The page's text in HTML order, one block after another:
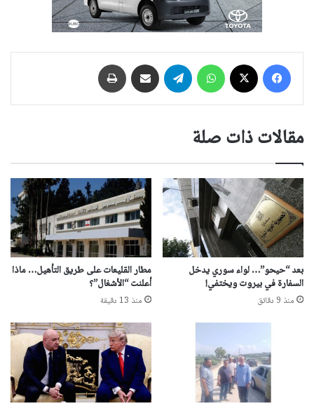
فيسبوك واتساب تيلقرام مشاركة عبر البريد
مقالات ذات صلة
بعد “حيحو”… لواء سوري يدخل
السفارة في بيروت ويختفي!
منذ 9 دقائق
مطار القليعات على طريق التأهيل… ماذا
أعلنت “الأشغال”؟
منذ 13 دقيقة